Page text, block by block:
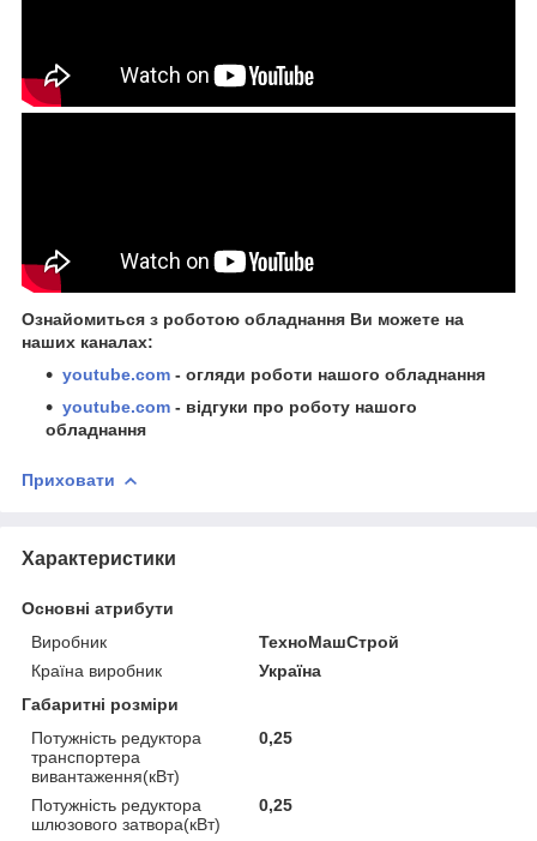
Ознайомиться з роботою обладнання Ви можете на
наших каналах:
youtube.com - огляди роботи нашого обладнання
youtube.com - відгуки про роботу нашого
обладнання
Приховати
Характеристики
Основні атрибути
Виробник
ТехноМашСтрой
Країна виробник
Україна
Габаритні розміри
Потужність редуктора
транспортера
вивантаження(кВт)
0,25
Потужність редуктора
шлюзового затвора(кВт)
0,25